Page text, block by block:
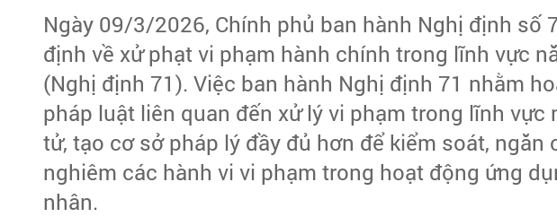
Ngày 09/3/2026, Chính phủ ban hành Nghị định số
định về xử phạt vi phạm hành chính trong lĩnh vực
(Nghị định 71). Việc ban hành Nghị định 71 nhằm
pháp luật liên quan đến xử lý vi phạm trong lĩnh vực
tử, tạo cơ sở pháp lý đầy đủ hơn để kiểm soát, ngăn
nghiêm các hành vi vi phạm trong hoạt động ứng
nhân.